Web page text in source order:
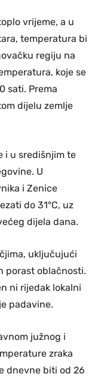
vrijeme, a u
temperatura bi
regiju na
koje se
sati. Prema
dijelu zemlje
i u središnjim te
U
i Zenice
do 31°C, uz
dijela dana.
uključujući
porast oblačnosti.
ni rijedak lokalni
padavine.
južnog i
zraka
dnevne biti od 26